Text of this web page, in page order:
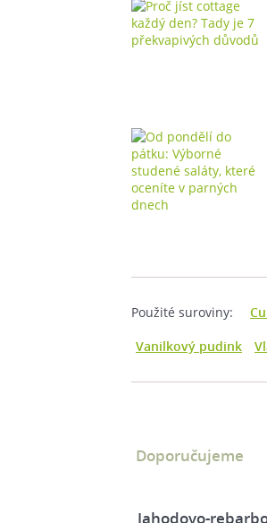
Použité suroviny:
Vanilkový pudink
Doporučujeme
Jahodovo-